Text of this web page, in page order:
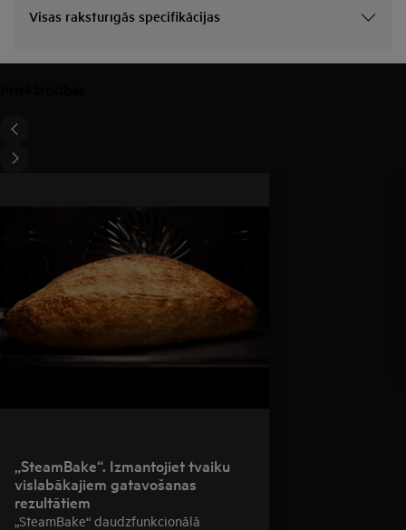
Visas raksturīgās specifikācijas
„SteamBake“. Izmantojiet tvaiku
vislabākajiem gatavošanas
rezultātiem
„SteamBake“ daudzfunkcionālā